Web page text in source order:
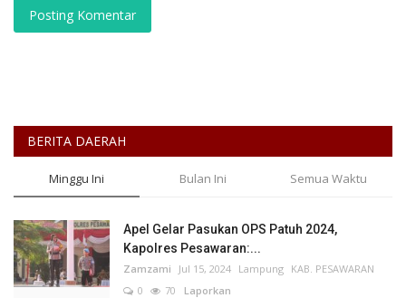
Posting Komentar
BERITA DAERAH
Minggu Ini Bulan Ini Semua Waktu
Apel Gelar Pasukan OPS Patuh 2024,
Kapolres Pesawaran:...
Zamzami Jul 15, 2024 Lampung KAB. PESAWARAN
0
70 Laporkan